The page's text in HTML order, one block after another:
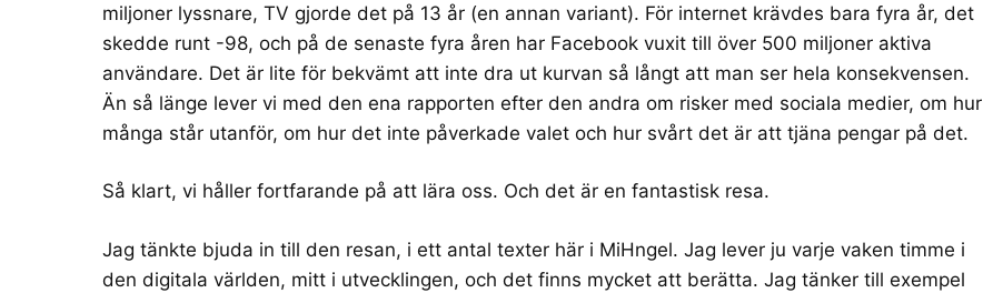
miljoner lyssnare, TV gjorde det på 13 år (en annan variant). För internet krävdes bara fyra år, det
skedde runt -98, och på de senaste fyra åren har Facebook vuxit till över 500 miljoner aktiva
användare. Det är lite för bekvämt att inte dra ut kurvan så långt att man ser hela konsekvensen.
Än så länge lever vi med den ena rapporten efter den andra om risker med sociala medier, om hur
många står utanför, om hur det inte påverkade valet och hur svårt det är att tjäna pengar på det.
Så klart, vi håller fortfarande på att lära oss. Och det är en fantastisk resa.
Jag tänkte bjuda in till den resan, i ett antal texter här i MiHngel. Jag lever ju varje vaken timme i
den digitala världen, mitt i utvecklingen, och det finns mycket att berätta. Jag tänker till exempel